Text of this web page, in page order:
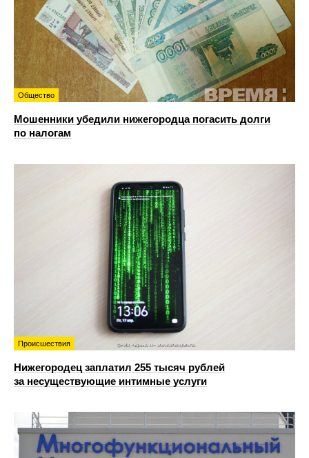
Общество
Мошенники убедили нижегородца погасить долги
по налогам
Происшествия
Нижегородец заплатил 255 тысяч рублей
за несуществующие интимные услуги